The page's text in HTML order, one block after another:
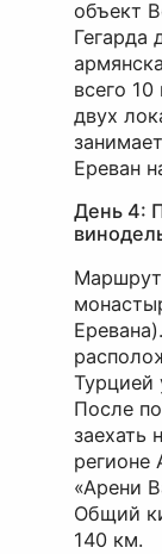
объект
Гегарда
всего
двух
Ереван
День 4:
Маршрут
Турцией
После
заехать
регионе
«Арени
Общий
140 км.